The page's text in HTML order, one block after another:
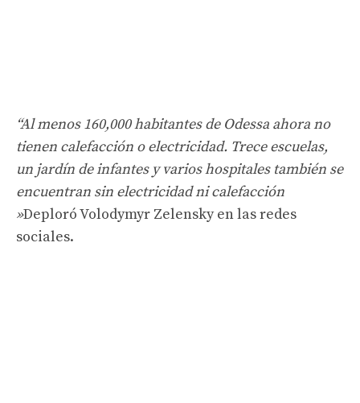
“Al menos 160,000 habitantes de Odessa ahora no
tienen calefacción o electricidad. Trece escuelas,
un jardín de infantes y varios hospitales también se
encuentran sin electricidad ni calefacción
»Deploró Volodymyr Zelensky en las redes
sociales.